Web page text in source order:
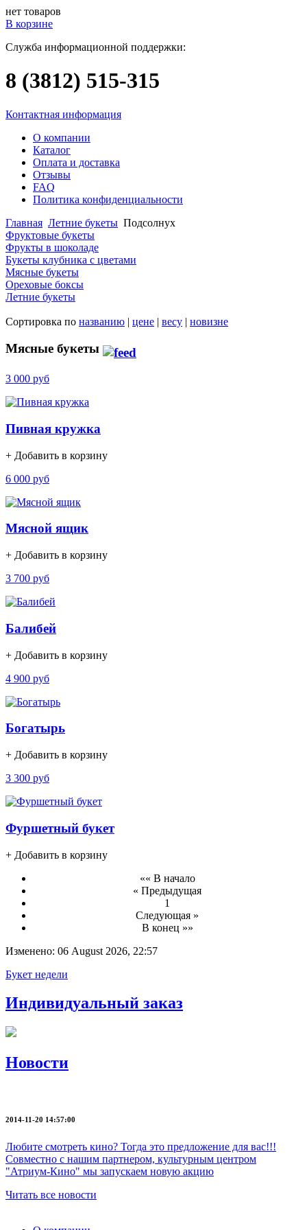
нет товаров
В корзине
Служба информационной поддержки:
8 (3812) 515-315
Контактная информация
О компании
Каталог
Оплата и доставка
Отзывы
FAQ
Политика конфиденциальности
Главная Летние букеты Подсолнух
Фруктовые букеты
Фрукты в шоколаде
Букеты клубника с цветами
Мясные букеты
Ореховые боксы
Летние букеты
Сортировка по названию | цене | весу | новизне
Мясные букеты
3 000 руб
Пивная кружка
+ Добавить в корзину
6 000 руб
Мясной ящик
+ Добавить в корзину
3 700 руб
Балибей
+ Добавить в корзину
4 900 руб
Богатырь
+ Добавить в корзину
3 300 руб
Фуршетный букет
+ Добавить в корзину
«« В начало
« Предыдущая
1
Следующая »
В конец »»
Изменено: 06 August 2026, 22:57
Букет недели
Индивидуальный заказ
Новости
2014-11-20 14:57:00
Любите смотреть кино? Тогда это предложение для вас!!!
Совместно с нашим партнером, культурным центром
"Атриум-Кино" мы запускаем новую акцию
Читать все новости